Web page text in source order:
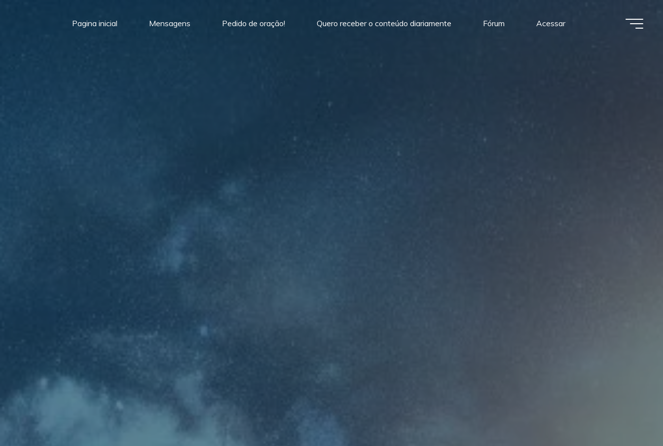
Pagina inicial Mensagens Pedido de oração! Quero receber o conteúdo diariamente Fórum Acessar